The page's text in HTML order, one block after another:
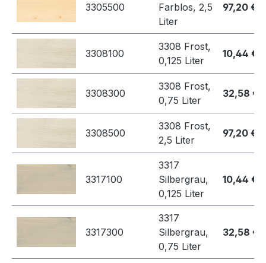
3305500
Farblos, 2,5
Liter
97,20 €
3308100
3308 Frost,
0,125 Liter
10,44 €
3308300
3308 Frost,
0,75 Liter
32,58 €
3308500
3308 Frost,
2,5 Liter
97,20 €
3317100
3317
Silbergrau,
0,125 Liter
10,44 €
3317300
3317
Silbergrau,
0,75 Liter
32,58 €